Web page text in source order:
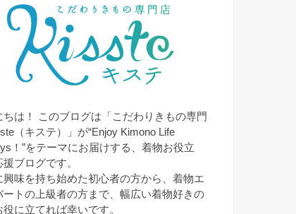
ちは！ このブログは「こだわりきもの専門
（キステ）」が“Enjoy Kimono Life
！”をテーマにお届けする、着物お役立
援ブログです。
興味を持ち始めた初心者の方から、着物エ
ートの上級者の方まで、幅広い着物好きの
役に立てれば幸いです。